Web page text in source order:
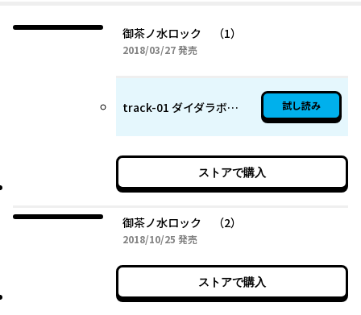
御茶ノ水ロック （1）
2018/03/272018年03月27日
発売
track-01 ダイダラボッチ 試し読み
ストアで購入
御茶ノ水ロック （2）
2018/10/25 2018年10月25日
発売
ストアで購入